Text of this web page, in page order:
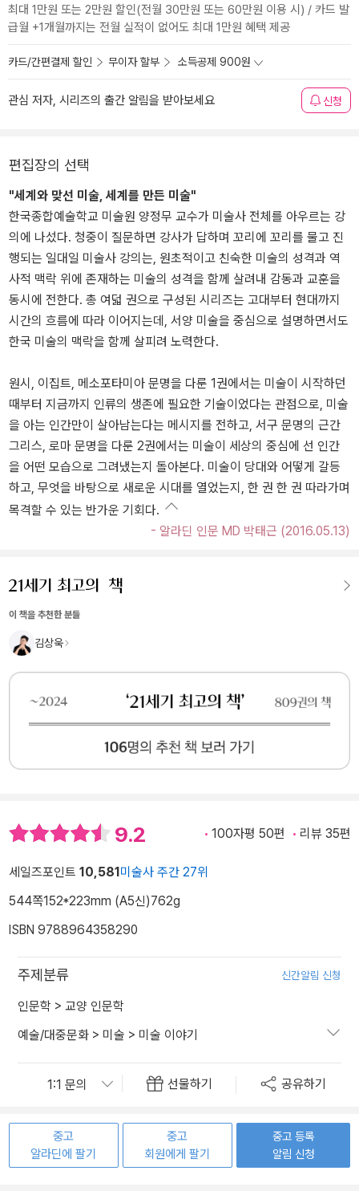
최대 1만원 또는 2만원 할인(전월 30만원 또는 60만원 이용 시) / 카드 발
급월 +1개월까지는 전월 실적이 없어도 최대 1만원 혜택 제공
카드/간편결제 할인 무이자 할부 소득공제 900원
관심 저자, 시리즈의 출간 알림을 받아보세요 신청
편집장의 선택
"세계와 맞선 미술, 세계를 만든 미술"
한국종합예술학교 미술원 양정무 교수가 미술사 전체를 아우르는 강
의에 나섰다. 청중이 질문하면 강사가 답하며 꼬리에 꼬리를 물고 진
행되는 일대일 미술사 강의는, 원초적이고 친숙한 미술의 성격과 역
사적 맥락 위에 존재하는 미술의 성격을 함께 살려내 감동과 교훈을
동시에 전한다. 총 여덟 권으로 구성된 시리즈는 고대부터 현대까지
시간의 흐름에 따라 이어지는데, 서양 미술을 중심으로 설명하면서도
한국 미술의 맥락을 함께 살피려 노력한다.
원시, 이집트, 메소포타미아 문명을 다룬 1권에서는 미술이 시작하던
때부터 지금까지 인류의 생존에 필요한 기술이었다는 관점으로, 미술
을 아는 인간만이 살아남는다는 메시지를 전하고, 서구 문명의 근간
그리스, 로마 문명을 다룬 2권에서는 미술이 세상의 중심에 선 인간
을 어떤 모습으로 그려냈는지 돌아본다. 미술이 당대와 어떻게 갈등
하고, 무엇을 바탕으로 새로운 시대를 열었는지, 한 권 한 권 따라가며
목격할 수 있는 반가운 기회다.
- 알라딘 인문 MD 박태근 (2016.05.13)
이 책을 추천한 분들
김상욱
9.2 100자평 50편 리뷰 35편
세일즈포인트 10,581미술사 주간 27위
544쪽152*223mm (A5신)762g
ISBN 9788964358290
주제분류 신간알림 신청
인문학 > 교양 인문학
예술/대중문화 > 미술 > 미술 이야기
선물하기 공유하기
중고
알라딘에 팔기
중고
회원에게 팔기
중고 등록
알림 신청